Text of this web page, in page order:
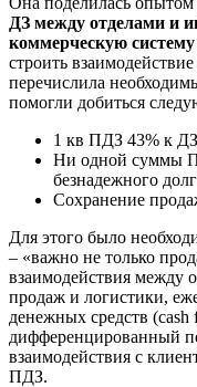
ДЗ между отделами и
коммерческую
строить
перечислила
помогли добиться
1 кв ПДЗ 43% к
Ни одной суммы
безнадежного
Сохранение
Для этого было
– «важно не только
взаимодействия между
продаж и логистики,
денежных средств (cash
дифференцированный
взаимодействия с
ПДЗ.